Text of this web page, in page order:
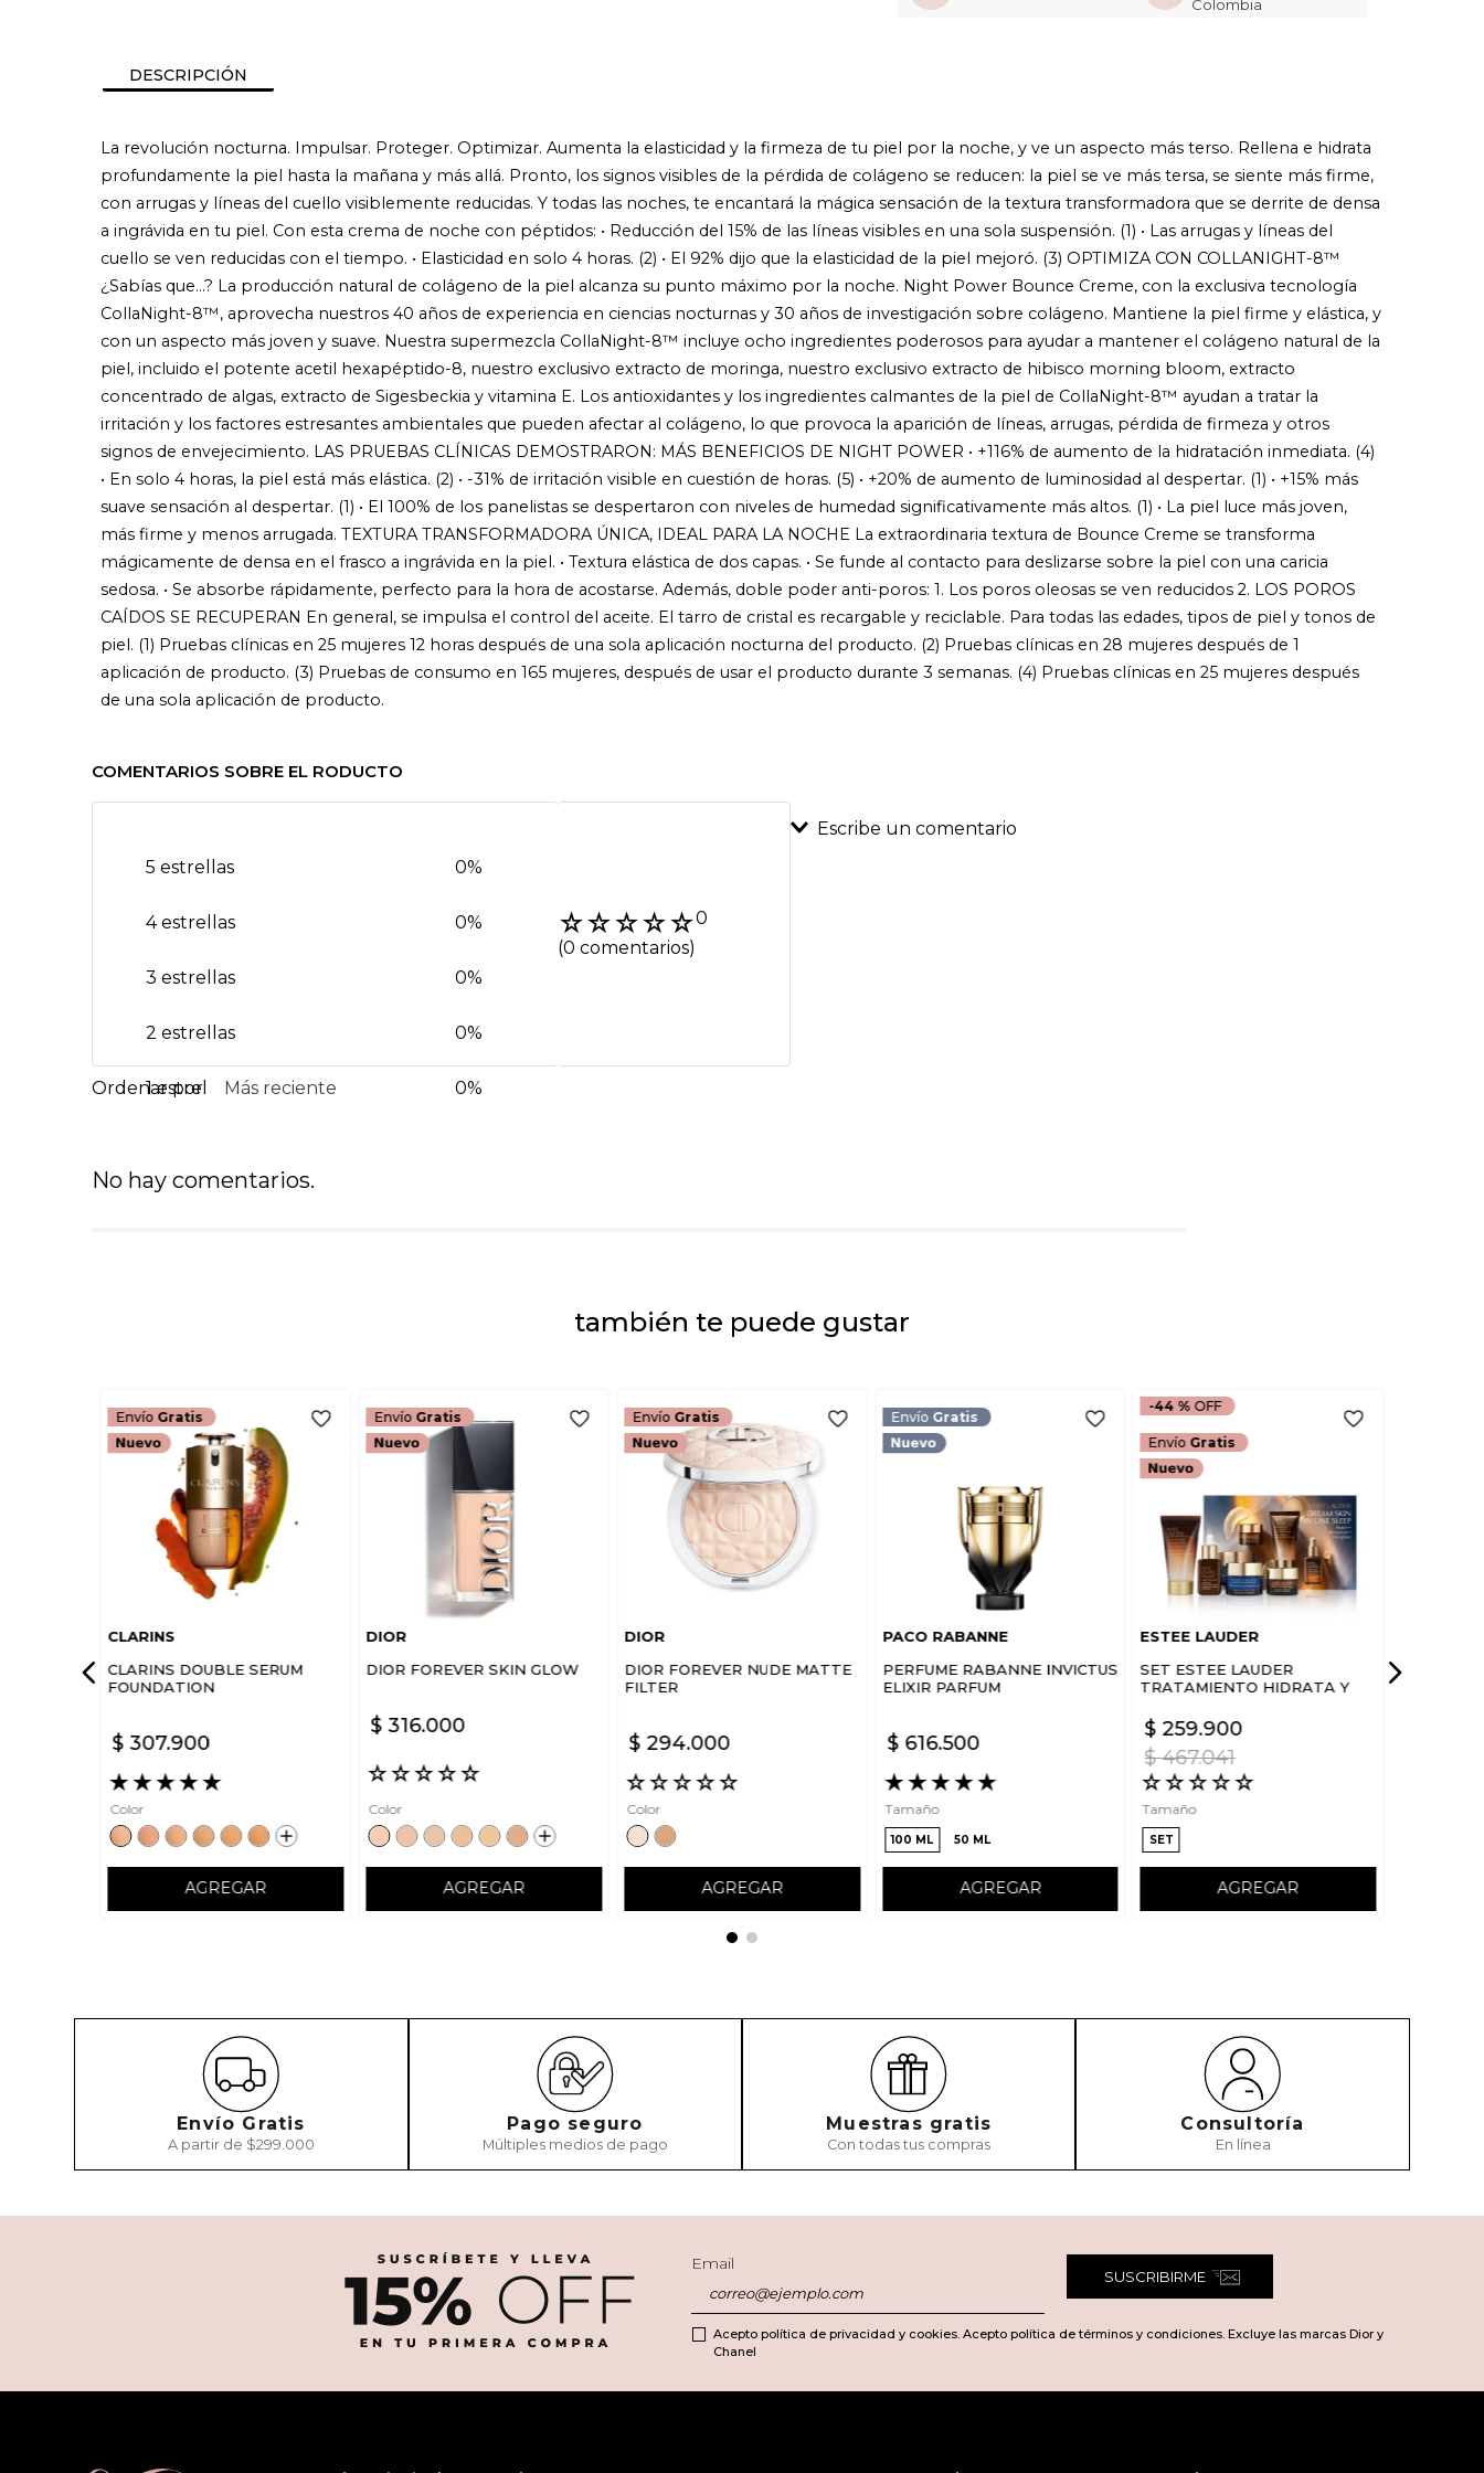
despertar. (1) • El 100% de los panelistas se despertaron con
poder anti-poros: 1. Los poros oleosas se ven reducidos 2. LOS
POROS CAÍDOS SE RECUPERAN En general, se impulsa el
control del aceite. El tarro de cristal es recargable y reciclable.
Para todas las edades, tipos de piel y tonos de piel. (1) Pruebas
clínicas en 25 mujeres 12 horas después de una sola aplicación
nocturna del producto. (2) Pruebas clínicas en 28 mujeres
después de 1 aplicación de producto. (3) Pruebas de consumo
en 165 mujeres, después de usar el producto durante 3
semanas. (4) Pruebas clínicas en 25 mujeres después de una
sola aplicación de producto.
Colombia
DESCRIPCIÓN
La revolución nocturna. Impulsar. Proteger. Optimizar. Aumenta la elasticidad y la firmeza de tu piel por la noche, y ve un aspecto más terso. Rellena e hidrata
profundamente la piel hasta la mañana y más allá. Pronto, los signos visibles de la pérdida de colágeno se reducen: la piel se ve más tersa, se siente más firme,
con arrugas y líneas del cuello visiblemente reducidas. Y todas las noches, te encantará la mágica sensación de la textura transformadora que se derrite de densa
a ingrávida en tu piel. Con esta crema de noche con péptidos: • Reducción del 15% de las líneas visibles en una sola suspensión. (1) • Las arrugas y líneas del
cuello se ven reducidas con el tiempo. • Elasticidad en solo 4 horas. (2) • El 92% dijo que la elasticidad de la piel mejoró. (3) OPTIMIZA CON COLLANIGHT-8™
¿Sabías que...? La producción natural de colágeno de la piel alcanza su punto máximo por la noche. Night Power Bounce Creme, con la exclusiva tecnología
CollaNight-8™, aprovecha nuestros 40 años de experiencia en ciencias nocturnas y 30 años de investigación sobre colágeno. Mantiene la piel firme y elástica, y
con un aspecto más joven y suave. Nuestra supermezcla CollaNight-8™ incluye ocho ingredientes poderosos para ayudar a mantener el colágeno natural de la
piel, incluido el potente acetil hexapéptido-8, nuestro exclusivo extracto de moringa, nuestro exclusivo extracto de hibisco morning bloom, extracto
concentrado de algas, extracto de Sigesbeckia y vitamina E. Los antioxidantes y los ingredientes calmantes de la piel de CollaNight-8™ ayudan a tratar la
irritación y los factores estresantes ambientales que pueden afectar al colágeno, lo que provoca la aparición de líneas, arrugas, pérdida de firmeza y otros
signos de envejecimiento. LAS PRUEBAS CLÍNICAS DEMOSTRARON: MÁS BENEFICIOS DE NIGHT POWER • +116% de aumento de la hidratación inmediata. (4)
• En solo 4 horas, la piel está más elástica. (2) • -31% de irritación visible en cuestión de horas. (5) • +20% de aumento de luminosidad al despertar. (1) • +15% más
suave sensación al despertar. (1) • El 100% de los panelistas se despertaron con niveles de humedad significativamente más altos. (1) • La piel luce más joven,
más firme y menos arrugada. TEXTURA TRANSFORMADORA ÚNICA, IDEAL PARA LA NOCHE La extraordinaria textura de Bounce Creme se transforma
mágicamente de densa en el frasco a ingrávida en la piel. • Textura elástica de dos capas. • Se funde al contacto para deslizarse sobre la piel con una caricia
sedosa. • Se absorbe rápidamente, perfecto para la hora de acostarse. Además, doble poder anti-poros: 1. Los poros oleosas se ven reducidos 2. LOS POROS
CAÍDOS SE RECUPERAN En general, se impulsa el control del aceite. El tarro de cristal es recargable y reciclable. Para todas las edades, tipos de piel y tonos de
piel. (1) Pruebas clínicas en 25 mujeres 12 horas después de una sola aplicación nocturna del producto. (2) Pruebas clínicas en 28 mujeres después de 1
aplicación de producto. (3) Pruebas de consumo en 165 mujeres, después de usar el producto durante 3 semanas. (4) Pruebas clínicas en 25 mujeres después
de una sola aplicación de producto.
COMENTARIOS SOBRE EL RODUCTO
☆☆☆☆☆0
(0 comentarios)
5 estrellas 0%
4 estrellas 0%
3 estrellas 0%
2 estrellas 0%
1 estrella 0%
Escribe un comentario
Más reciente
No hay comentarios.
también te puede gustar
Envío Gratis
CLARINS
CLARINS DOUBLE SERUM
FOUNDATION
$ 307.900
★★★★★
Color
AGREGAR
Envío Gratis
DIOR
DIOR FOREVER SKIN GLOW
$ 316.000
☆☆☆☆☆
Color
AGREGAR
Envío Gratis
DIOR
DIOR FOREVER NUDE MATTE
FILTER
$ 294.000
☆☆☆☆☆
Color
AGREGAR
Envío Gratis
PACO RABANNE
PERFUME RABANNE INVICTUS
ELIXIR PARFUM
$ 616.500
★★★★★
Tamaño
100 ML 50 ML
AGREGAR
Envío Gratis
-44 %
ESTEE LAUDER
SET ESTEE LAUDER
TRATAMIENTO HIDRATA Y
SKIN IN ONE SLEEP
$ 467.041
$ 259.900
☆☆☆☆☆
Tamaño
SET
AGREGAR
Envío Gratis
A partir de $299.000
Pago seguro
Múltiples medios de pago
Muestras gratis
Con todas tus compras
Consultoría
En línea
Email
SUSCRIBIRME
Acepto política de privacidad y cookies. Acepto política de términos y condiciones. Excluye las marcas Dior y
Chanel